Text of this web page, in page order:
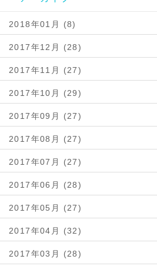
2018年01月 (8)
2017年12月 (28)
2017年11月 (27)
2017年10月 (29)
2017年09月 (27)
2017年08月 (27)
2017年07月 (27)
2017年06月 (28)
2017年05月 (27)
2017年04月 (32)
2017年03月 (28)